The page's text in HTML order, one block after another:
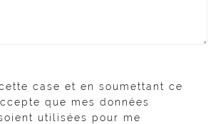
case et en soumettant ce
que mes données
utilisées pour me